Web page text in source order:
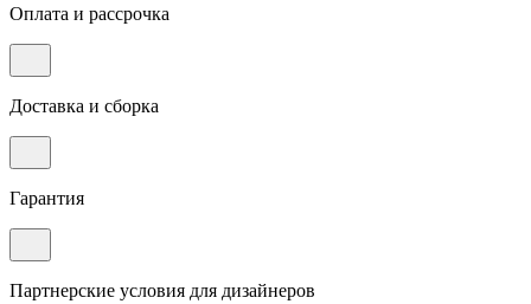
Оплата и рассрочка
Доставка и сборка
Гарантия
Партнерские условия для дизайнеров